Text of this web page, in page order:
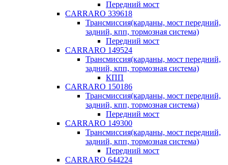
Передний мост
CARRARO 339618
Трансмиссия(карданы, мост передний,
задний, кпп, тормозная система)
Передний мост
CARRARO 149524
Трансмиссия(карданы, мост передний,
задний, кпп, тормозная система)
КПП
CARRARO 150186
Трансмиссия(карданы, мост передний,
задний, кпп, тормозная система)
Передний мост
CARRARO 149300
Трансмиссия(карданы, мост передний,
задний, кпп, тормозная система)
Передний мост
CARRARO 644224